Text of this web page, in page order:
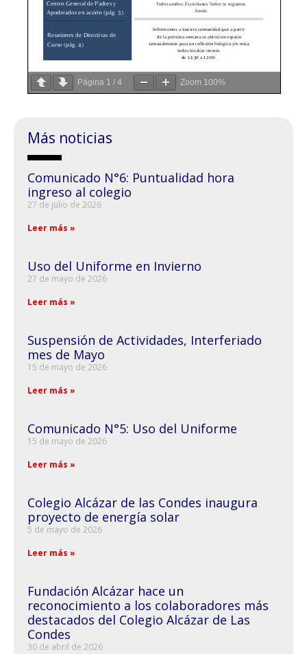
Página 1 / 4 Zoom 100%
Más noticias
Comunicado N°6: Puntualidad hora
ingreso al colegio
27 de julio de 2026
Leer más »
Uso del Uniforme en Invierno
27 de mayo de 2026
Leer más »
Suspensión de Actividades, Interferiado
mes de Mayo
15 de mayo de 2026
Leer más »
Comunicado N°5: Uso del Uniforme
15 de mayo de 2026
Leer más »
Colegio Alcázar de las Condes inaugura
proyecto de energía solar
5 de mayo de 2026
Leer más »
Fundación Alcázar hace un
reconocimiento a los colaboradores más
destacados del Colegio Alcázar de Las
Condes
30 de abril de 2026